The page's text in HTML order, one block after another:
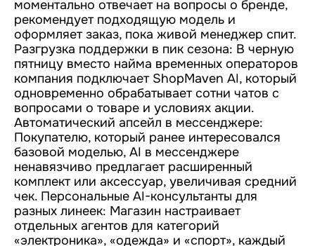
моментально отвечает на вопросы о бренде,
рекомендует подходящую модель и
оформляет заказ, пока живой менеджер спит.
Разгрузка поддержки в пик сезона: В черную
пятницу вместо найма временных операторов
компания подключает ShopMaven AI, который
одновременно обрабатывает сотни чатов с
вопросами о товаре и условиях акции.
Автоматический апсейл в мессенджере:
Покупателю, который ранее интересовался
базовой моделью, AI в мессенджере
ненавязчиво предлагает расширенный
комплект или аксессуар, увеличивая средний
чек. Персональные AI-консультанты для
разных линеек: Магазин настраивает
отдельных агентов для категорий
«электроника», «одежда» и «спорт», каждый